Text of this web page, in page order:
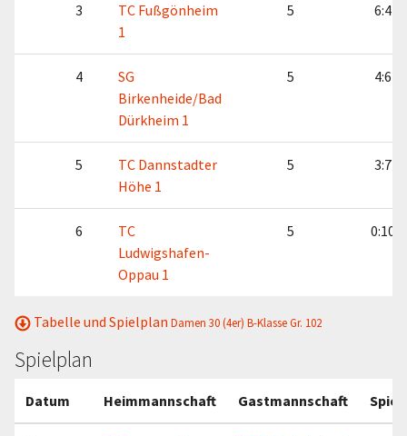
3
TC Fußgönheim
1
5 6:4
4
SG
Birkenheide/Bad
Dürkheim 1
5 4:6
5
TC Dannstadter
Höhe 1
5 3:7
6
TC
Ludwigshafen-
Oppau 1
5 0:10
Tabelle und Spielplan Damen 30 (4er) B-Klasse Gr. 102
Spielplan
Datum Heimmannschaft Gastmannschaft